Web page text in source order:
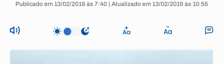
Publicado em 13/02/2019 às 7:40 | Atualizado em 13/02/2019 às 10:55